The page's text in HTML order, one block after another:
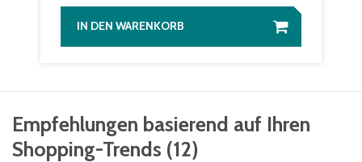
IN DEN WARENKORB
Empfehlungen basierend auf Ihren
Shopping-Trends (12)